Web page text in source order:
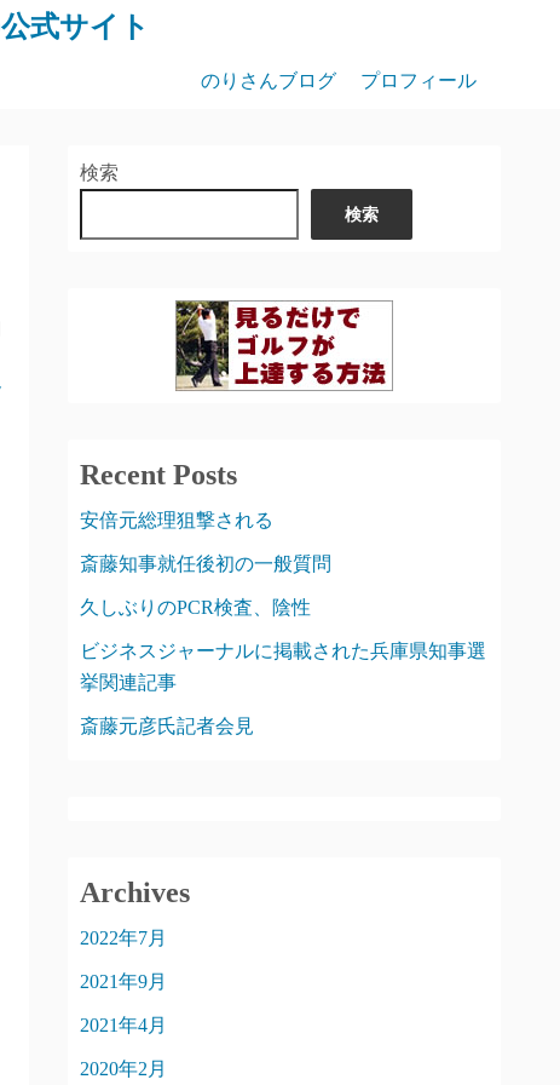
式サイト
のりさんブログ プロフィール
検索
検索
Recent Posts
安倍元総理狙撃される
斎藤知事就任後初の一般質問
久しぶりのPCR検査、陰性
ビジネスジャーナルに掲載された兵庫県知事選
挙関連記事
斎藤元彦氏記者会見
Archives
2022年7月
2021年9月
2021年4月
2020年2月